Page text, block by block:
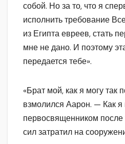
собой. Но за то, что я
исполнить требование
из Египта евреев, стать
мне не дано. И поэтому
передается тебе».
«Брат мой, как я могу так
взмолился Аарон. — Как я
первосвященником после
сил затратил на